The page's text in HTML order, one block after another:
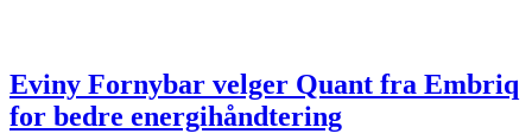
Eviny Fornybar velger Quant fra Embriq
for bedre energihåndtering